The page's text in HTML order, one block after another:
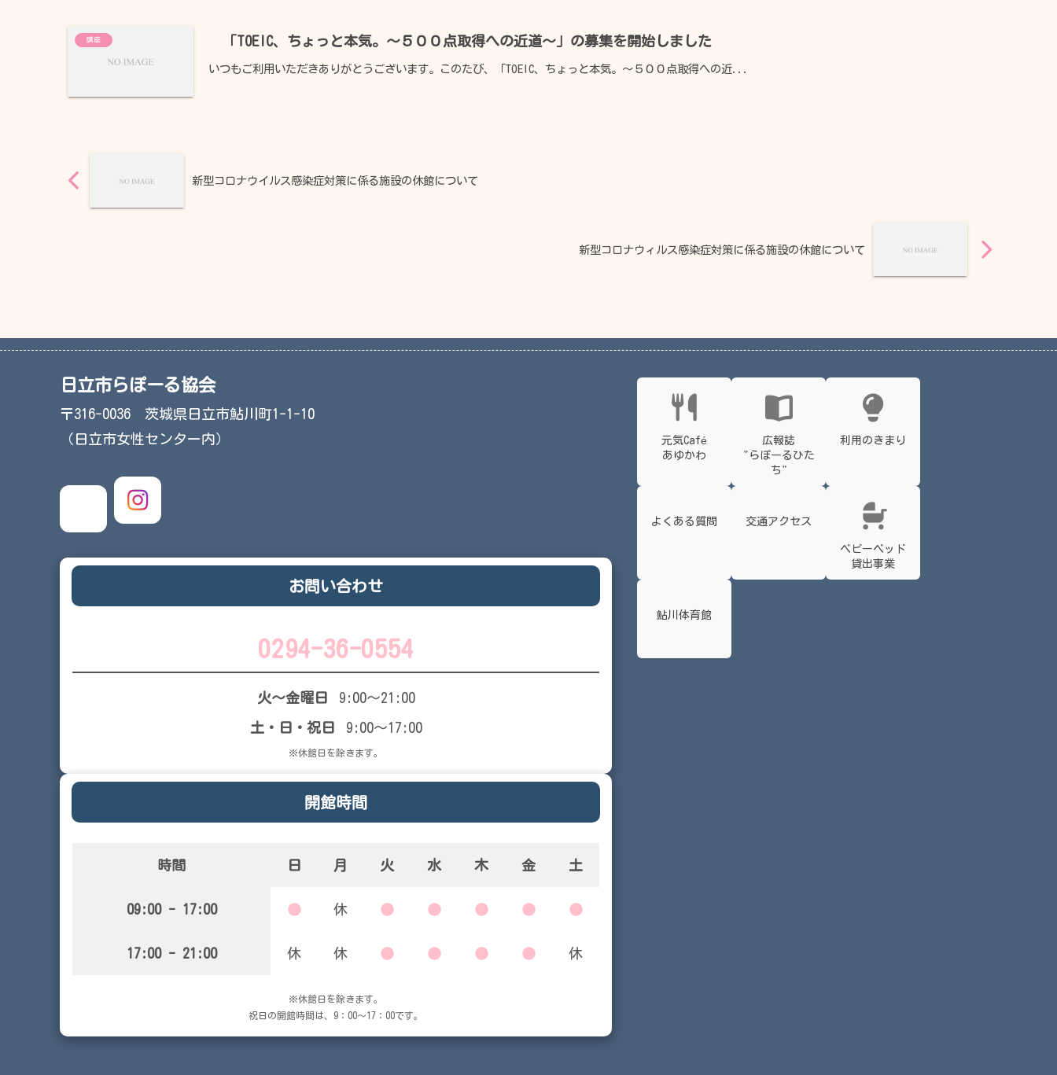
講座 「TOEIC、ちょっと本気。～５００点取得への近道～」の募集を開始しました
いつもご利用いただきありがとうございます。このたび、「TOEIC、ちょっと本気。～５００点取得への近...
新型コロナウイルス感染症対策に係る施設の休館について
新型コロナウィルス感染症対策に係る施設の休館について
日立市らぽーる協会
〒316-0036 茨城県日立市鮎川町1-1-10
（日立市女性センター内）
お問い合わせ
0294-36-0554
火～金曜日 9:00～21:00
土・日・祝日 9:00～17:00
※休館日を除きます。
開館時間
時間 日 月 火 水 木 金 土
09:00 - 17:00 ● 休 ● ● ● ● ●
17:00 - 21:00 休 休 ● ● ● ● 休
※休館日を除きます。
祝日の開館時間は、9：00～17：00です。
元気Café
あゆかわ
広報誌
"らぽーるひた
ち"
利用のきまり
よくある質問 交通アクセス
ベビーベッド
貸出事業
鮎川体育館